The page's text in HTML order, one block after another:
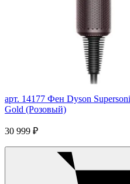
арт. 14177 Фен Dyson
Gold (Розовый)
30 999 ₽